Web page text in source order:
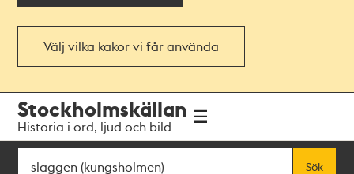
Välj vilka kakor vi får använda
navigationen
huvudinnehållet
Stockholmskällan
Historia i ord, ljud och bild
Sök
Sök